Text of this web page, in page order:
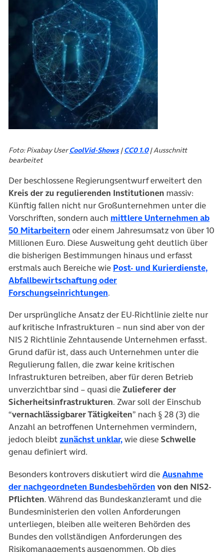
Foto: Pixabay UserCoolVid-Shows|CC0 1.0| Ausschnitt
bearbeitet
Der beschlossene Regierungsentwurf erweitert den
Kreis der zu regulierenden Institutionen massiv:
Künftig fallen nicht nur Großunternehmen unter die
Vorschriften, sondern auch mittlere Unternehmen ab
50 Mitarbeitern (öffnet in neuem Tab)
oder einem Jahresumsatz von über 10
Millionen Euro. Diese Ausweitung geht deutlich über
die bisherigen Bestimmungen hinaus und erfasst
erstmals auch Bereiche wie Post- und Kurierdienste,
Abfallbewirtschaftung oder
Forschungseinrichtungen(öffnet in neuem Tab)
.
Der ursprüngliche Ansatz der EU-Richtlinie zielte nur
auf kritische Infrastrukturen – nun sind aber von der
NIS 2 Richtlinie Zehntausende Unternehmen erfasst.
Grund dafür ist, dass auch Unternehmen unter die
Regulierung fallen, die zwar keine kritischen
Infrastrukturen betreiben, aber für deren Betrieb
unverzichtbar sind – quasi dieZulieferer der
Sicherheitsinfrastrukturen. Zwar soll der Einschub
“vernachlässigbarer Tätigkeiten” nach § 28 (3) die
Anzahl an betroffenen Unternehmen vermindern,
jedoch bleibt zunächst unklar,(öffnet in neuem Tab)
wie dieseSchwelle
genau definiert wird.
Besonders kontrovers diskutiert wird dieAusnahme
der nachgeordneten Bundesbehörden (öffnet in neuem
von den NIS2-
Pflichten. Während das Bundeskanzleramt und die
Bundesministerien den vollen Anforderungen
unterliegen, bleiben alle weiteren Behörden des
Bundes den vollständigen Anforderungen des
Risikomanagements ausgenommen. Ob dies